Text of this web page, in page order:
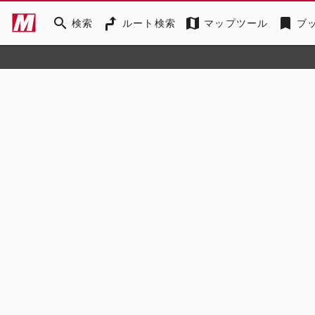
search 検索 ルート検索 map マップツール bookmark ブ